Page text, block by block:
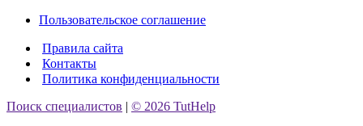
Пользовательское соглашение
Правила сайта
Контакты
Политика конфиденциальности
Поиск специалистов | © 2026 TutHelp